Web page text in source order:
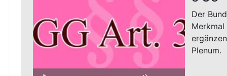
regeln.
Audio-
Der
Merkmal
Plenum.